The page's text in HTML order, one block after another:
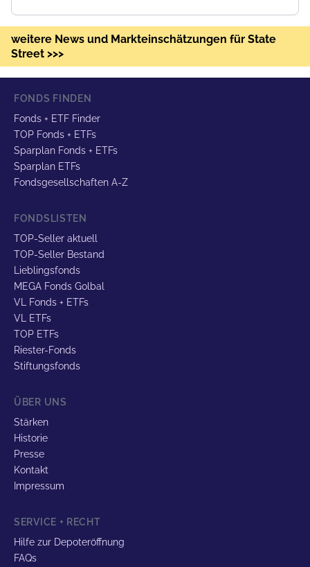
weitere News und Markteinschätzungen für State
Street >>>
FONDS FINDEN
Fonds + ETF Finder
TOP Fonds + ETFs
Sparplan Fonds + ETFs
Sparplan ETFs
Fondsgesellschaften A-Z
FONDSLISTEN
TOP-Seller aktuell
TOP-Seller Bestand
Lieblingsfonds
MEGA Fonds Golbal
VL Fonds + ETFs
VL ETFs
TOP ETFs
Riester-Fonds
Stiftungsfonds
ÜBER UNS
Stärken
Historie
Presse
Kontakt
Impressum
SERVICE + RECHT
Hilfe zur Depoteröffnung
FAQs